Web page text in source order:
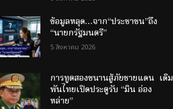
ข้อมูลหลุด…จาก“ประชาชน”ถึง
“นายกรัฐมนตรี”
5 สิงหาคม 2026
การทูตสองขนานสู้ภัยชายแดน เดิม
พันไทยเปิดประตูรับ “มิน อ่อง
หล่าย”